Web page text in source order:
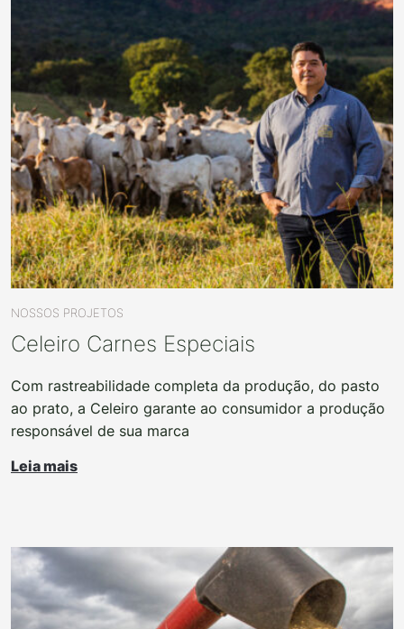
NOSSOS PROJETOS
Celeiro Carnes Especiais
Com rastreabilidade completa da produção, do pasto
ao prato, a Celeiro garante ao consumidor a produção
responsável de sua marca
Leia mais